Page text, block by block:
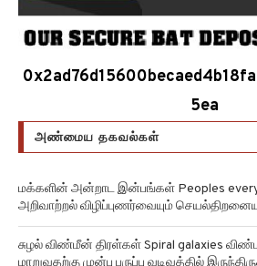
அண்மைய தகவல்கள்
அறிவாற்றல் விழிப்புணர்வையும்
சுழல் விண்மீன் திரள்கள் Spiral galaxies
மாறுவதற்கு முன்பு பருப்பு வடிவத்தில்